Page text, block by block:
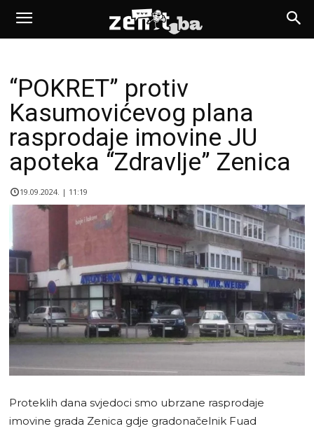
“POKRET” protiv
Kasumovićevog plana
rasprodaje imovine JU
apoteka “Zdravlje” Zenica
19.09.2024. | 11:19
Proteklih dana svjedoci smo ubrzane rasprodaje
imovine grada Zenica gdje gradonačelnik Fuad